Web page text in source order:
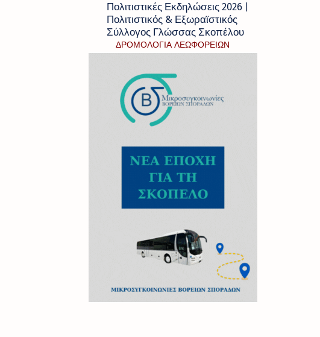
Πολιτιστικές Εκδηλώσεις 2026 |
Πολιτιστικός & Εξωραϊστικός
Σύλλογος Γλώσσας Σκοπέλου
ΔΡΟΜΟΛΟΓΙΑ ΛΕΩΦΟΡΕΙΩΝ